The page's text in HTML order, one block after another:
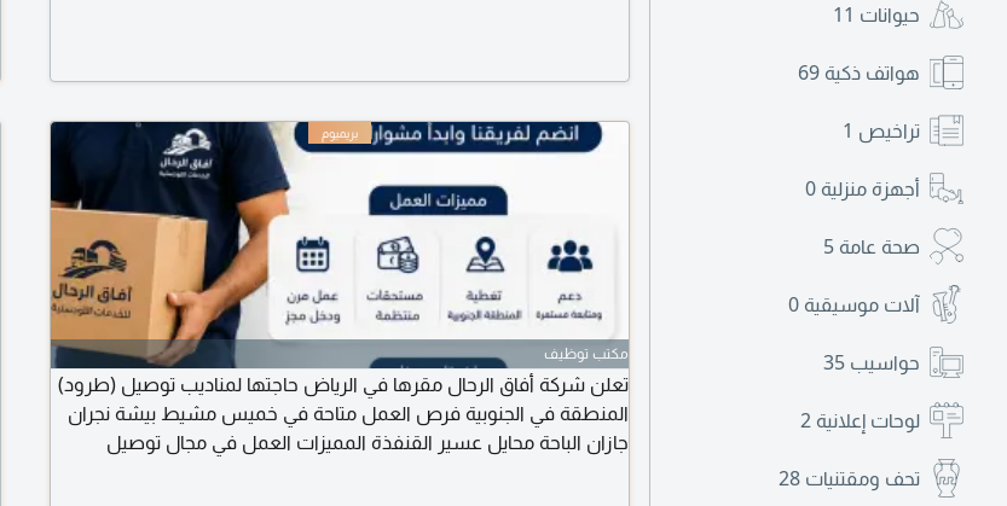
حيوانات 11
هواتف ذكية 69
تراخيص 1
أجهزة منزلية 0
صحة عامة 5
آلات موسيقية 0
حواسيب 35
لوحات إعلانية 2
تحف ومقتنيات 28
مكتب توظيف
تعلن شركة أفاق الرحال مقرها في الرياض حاجتها لمناديب توصيل (طرود)
المنطقة في الجنوبية فرص العمل متاحة في خميس مشيط بيشة نجران
جازان الباحة محايل عسير القنفذة المميزات العمل في مجال توصيل